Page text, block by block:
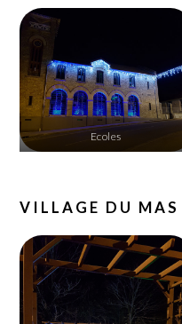
Ecoles
VILLAGE DU